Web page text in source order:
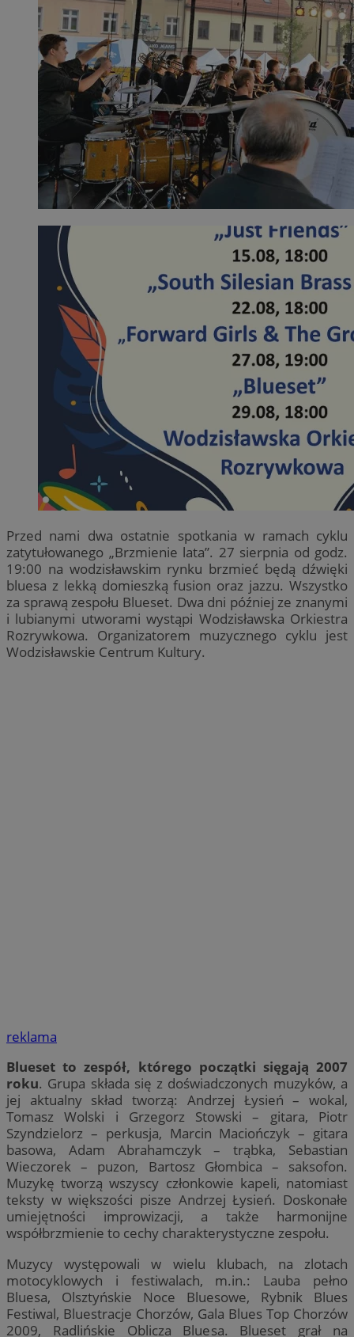
Przed nami dwa ostatnie spotkania w ramach cyklu
zatytułowanego „Brzmienie lata”. 27 sierpnia od godz.
19:00 na wodzisławskim rynku brzmieć będą dźwięki
bluesa z lekką domieszką fusion oraz jazzu. Wszystko
za sprawą zespołu Blueset. Dwa dni później ze znanymi
i lubianymi utworami wystąpi Wodzisławska Orkiestra
Rozrywkowa. Organizatorem muzycznego cyklu jest
Wodzisławskie Centrum Kultury.
reklama
Blueset to zespół, którego początki sięgają 2007
roku. Grupa składa się z doświadczonych muzyków, a
jej aktualny skład tworzą: Andrzej Łysień – wokal,
Tomasz Wolski i Grzegorz Stowski – gitara, Piotr
Szyndzielorz – perkusja, Marcin Maciończyk – gitara
basowa, Adam Abrahamczyk – trąbka, Sebastian
Wieczorek – puzon, Bartosz Głombica – saksofon.
Muzykę tworzą wszyscy członkowie kapeli, natomiast
teksty w większości pisze Andrzej Łysień. Doskonałe
umiejętności improwizacji, a także harmonijne
współbrzmienie to cechy charakterystyczne zespołu.
Muzycy występowali w wielu klubach, na zlotach
motocyklowych i festiwalach, m.in.: Lauba pełno
Bluesa, Olsztyńskie Noce Bluesowe, Rybnik Blues
Festiwal, Bluestracje Chorzów, Gala Blues Top Chorzów
2009, Radlińskie Oblicza Bluesa. Blueset grał na